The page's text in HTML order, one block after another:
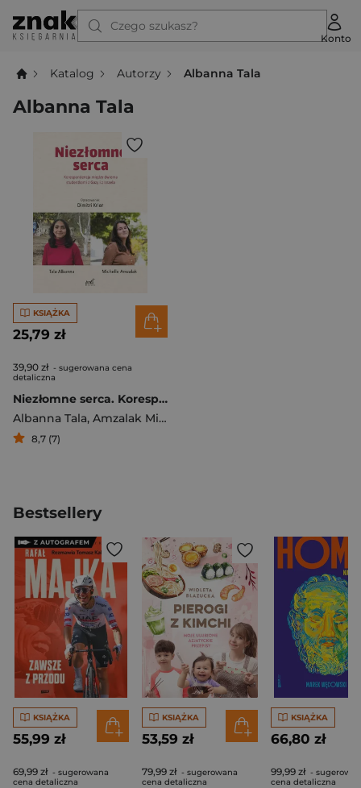
Czego szukasz?
Konto
Katalog Autorzy Albanna Tala
Albanna Tala
KSIĄŻKA
25,79 zł
39,90 zł - sugerowana cena
detaliczna
Niezłomne serca. Korespondencja między dwiema studentkami z Gazy i z Izraela
Albanna Tala, Amzalak Miechelle
8,7 (7)
Bestsellery
KSIĄŻKA
55,99 zł
69,99 zł - sugerowana
cena detaliczna
KSIĄŻKA
53,59 zł
79,99 zł - sugerowana
cena detaliczna
KSIĄŻKA
66,80 zł
99,99 zł -
cena detaliczna